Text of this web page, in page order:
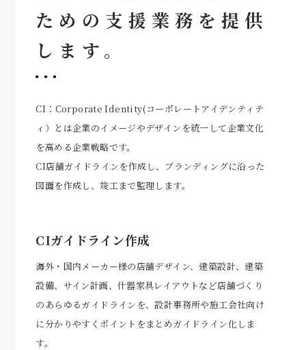
ための支援業務を提供
します。
CI：Corporate Identity(コーポレートアイデンティテ
ィ）とは企業のイメージやデザインを統一して企業文化
を高める企業戦略です。
CI店舗ガイドラインを作成し、ブランディングに沿った
図面を作成し、竣工まで監理します。
CIガイドライン作成
海外・国内メーカー様の店舗デザイン、建築設計、建築
設備、サイン計画、什器家具レイアウトなど店舗づくり
のあらゆるガイドラインを、設計事務所や施工会社向け
に分かりやすくポイントをまとめガイドライン化しま
す。